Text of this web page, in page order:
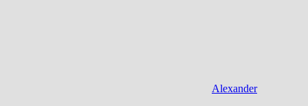
Alexander